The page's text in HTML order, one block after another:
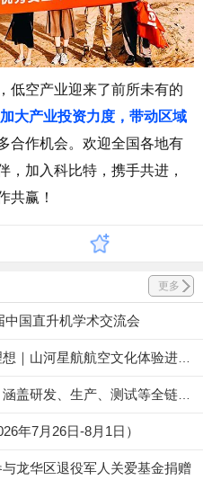
低空产业迎来了前所未有的
大产业投资力度，带动区域
合作机会。欢迎全国各地有
，加入科比特， 携手共进，
共赢！
更多
中国直升机学术交流会
以产业沃土为媒，启少年蓝天理想｜山河星航航空文化体验进行中
闵行试飞基地即将投入试运营，涵盖研发、生产、测试等全链条丨低空应用
年7月26日-8月1日）
龙华区退役军人关爱基金捐赠